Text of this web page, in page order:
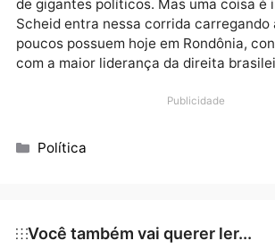
Seu nome já vinha aparecendo
pesquisas e ganhando espaço
eleitores conservadores. Agora,
que poderá seguir como Bruno
tendência é que sua campanha
poucos possuem hoje em